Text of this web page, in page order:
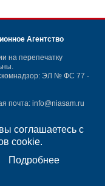
соглашаетесь с
cookie.
Подробнее
Агентство
на перепечатку
ЭЛ № ФС 77 -
почта: info@niasam.ru